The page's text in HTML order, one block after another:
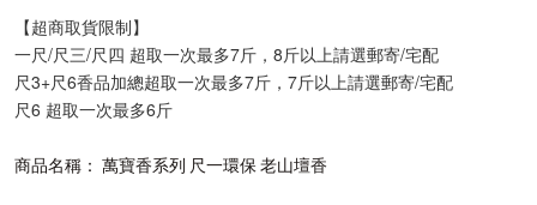
【超商取貨限制】
一尺/尺三/尺四 超取一次最多7斤，8斤以上請選郵寄/宅配
尺3+尺6香品加總超取一次最多7斤，7斤以上請選郵寄/宅配
尺6 超取一次最多6斤
商品名稱： 萬寶香系列 尺一環保 老山壇香